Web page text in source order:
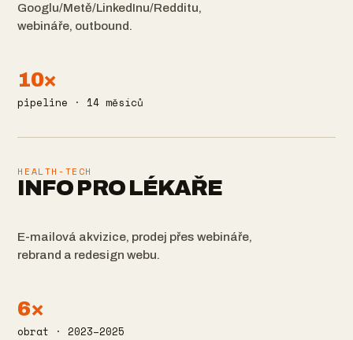
Googlu/Metě/LinkedInu/Redditu,
webináře, outbound.
10×
pipeline · 14 měsíců
HEALTH-TECH
INFO PRO LÉKAŘE
E-mailová akvizice, prodej přes webináře,
rebrand a redesign webu.
6×
obrat · 2023–2025